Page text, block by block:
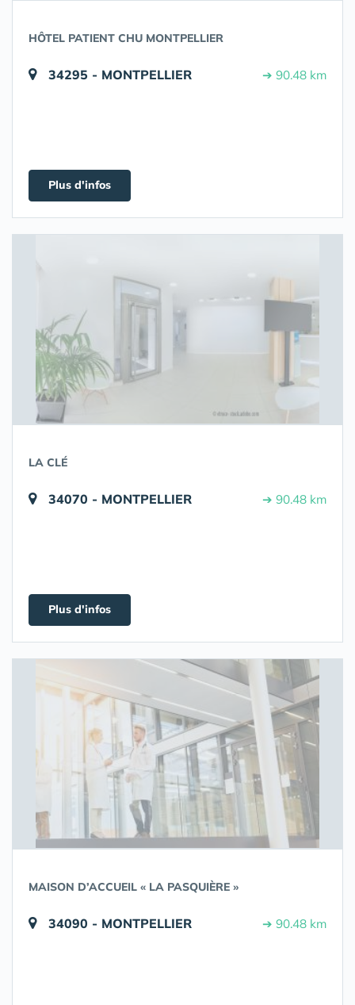
HÔTEL PATIENT CHU MONTPELLIER
34295 - MONTPELLIER ➔ 90.48 km
Plus d'infos
LA CLÉ
34070 - MONTPELLIER ➔ 90.48 km
Plus d'infos
MAISON D’ACCUEIL « LA PASQUIÈRE »
34090 - MONTPELLIER ➔ 90.48 km